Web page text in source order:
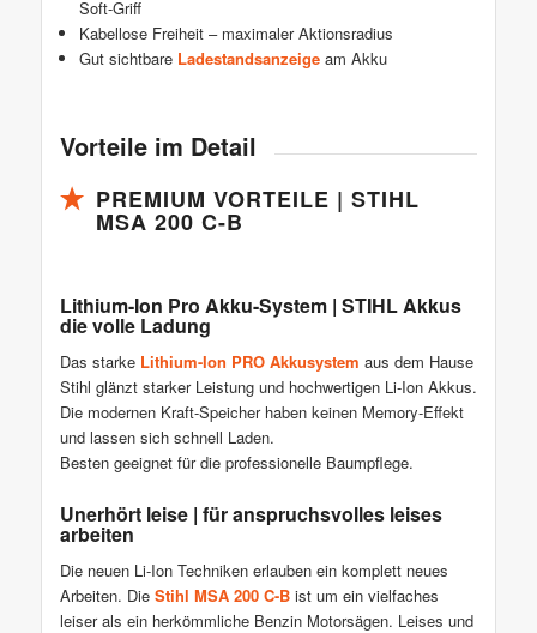
Soft-Griff
Kabellose Freiheit – maximaler Aktionsradius
Gut sichtbare Ladestandsanzeige am Akku
Vorteile im Detail
PREMIUM VORTEILE | STIHL
MSA 200 C-B
Lithium-Ion Pro Akku-System | STIHL Akkus
die volle Ladung
Das starke Lithium-Ion PRO Akkusystem aus dem Hause
Stihl glänzt starker Leistung und hochwertigen Li-Ion Akkus.
Die modernen Kraft-Speicher haben keinen Memory-Effekt
und lassen sich schnell Laden.
Besten geeignet für die professionelle Baumpflege.
Unerhört leise | für anspruchsvolles leises
arbeiten
Die neuen Li-Ion Techniken erlauben ein komplett neues
Arbeiten. Die Stihl MSA 200 C-Bist um ein vielfaches
leiser als ein herkömmliche Benzin Motorsägen. Leises und